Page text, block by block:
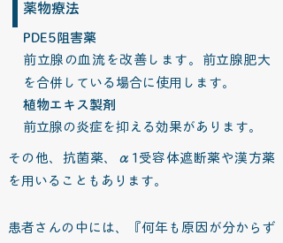
薬物療法
PDE5阻害薬
前立腺の血流を改善します。前立腺肥大
を合併している場合に使用します。
植物エキス製剤
前立腺の炎症を抑える効果があります。
その他、抗菌薬、α1受容体遮断薬や漢方薬
を用いることもあります。
患者さんの中には、『何年も原因が分からず